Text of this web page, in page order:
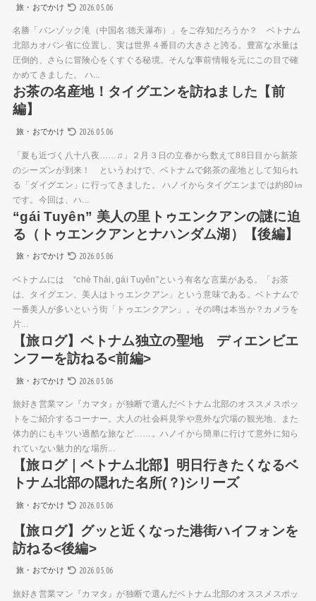
旅・おでかけ 2026.05.06
名勝「バンゾック滝（中国名:徳天瀑布）」をご存知だろうか？ ベトナム
北部カオバン省に位置し、実は世界４番目の大きさと誇る。豊富な水量は
圧倒的、さらに冒険心をくすぐる秘境。そんな事前情報を元にこの目で確
かめてきました。 ハ...
お茶の名産地！タイグエンを訪ねました【前
編】
旅・おでかけ 2026.05.06
「夏も近づく八十八夜……♫」２月３日の立春から数えて88日目から新茶
のシーズンが到来！ というわけで、ベトナムで銘茶の産地として知られ
る「ダイグエン」に行ってきました。 ハノイからタイグエンまでは約80㎞
です。今回は、ハ...
“gái Tuyên” 美人の里トゥエンクアンの謎に迫
る（トゥエンクアンとナハンダム湖）【後編】
旅・おでかけ 2026.05.06
ベトナムには “chè Thái, gái Tuyên”という有名な言葉がある。「お茶
は、タイグエン、美人はトゥエンクアン」という意味である。ベトナムで
一番美人が多いという街「トゥエンクアン」。その噂は本当か？カメラを
片...
【旅ログ】ベトナム独立の聖地 ディエンビエ
ンフーを訪ねる<前編>
旅・おでかけ 2026.05.06
旅好き営業マン『カマタ』が独断で選んだベトナム北部のオススメスポッ
トをご紹介するコーナー。大人の社会科見学や意外な穴場の観光地、また
体力的にもキツい過酷な旅など……。ハノイから簡単に行けて意外に知ら
れていない魅力的な場所...
【旅ログ｜ベトナム北部】明日行きたくなるベ
トナム北部の隠れた名所(？)シリーズ
旅・おでかけ 2026.05.06
【旅ログ】グッと近くなった港街ハイフォンを
訪ねる<後編>
旅・おでかけ 2026.05.06
旅好き営業マン『カマタ』が独断で選んだベトナム北部のオススメスポッ